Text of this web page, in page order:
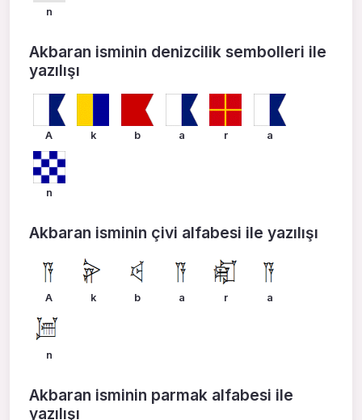
n
Akbaran isminin denizcilik sembolleri ile
yazılışı
A k b a r a
n
Akbaran isminin çivi alfabesi ile yazılışı
A k b a r a
n
Akbaran isminin parmak alfabesi ile
yazılışı